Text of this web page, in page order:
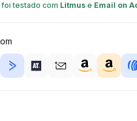
testado com Litmuse Email on